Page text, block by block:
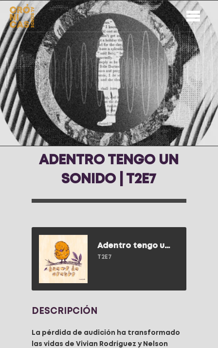
ADENTRO TENGO UN
SONIDO | T2E7
Adentro tengo un sonido
T2E7
DESCRIPCIÓN
La pérdida de audición ha transformado
las vidas de Vivian Rodríguez y Nelson